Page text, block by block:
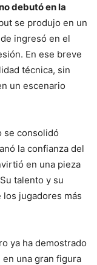
debutó en la
se produjo en un
ingresó en el
En ese breve
técnica, sin
un escenario
se consolidó
la confianza del
en una pieza
talento y su
jugadores más
ya ha demostrado
una gran figura